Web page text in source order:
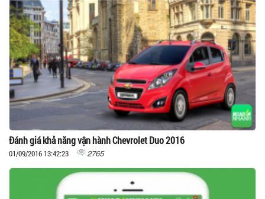
Đánh giá khả năng vận hành Chevrolet Duo 2016
01/09/2016 13:42:23 2765